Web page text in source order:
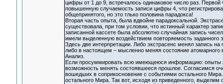
цифры от 1 до 9, встречалось одинаковое число раз.
повышенную случаемость записи цифры 4, что
общепринятого, но это тлько половина парадокса!
Вторая часть опыта, была вдвойне парадоксальной.
существовала, при том условии, что истинный характер
записанной кассете была абсолютно случайная запись
имели выделенную воздействием повторяемость заданного
Здесь две интерпретации. Либо экстрасенс менял запись
либо в настоящем – мысленно меняя состояние атомарного
Анализ.
Если просуммировать всю имеющеюся информацию: опыты
возможность менять состоявшееся прошлое. Согласимся
вошедших в соприкосновение с событиями остального
остального Мира. Так вот, исходя из приведенного,